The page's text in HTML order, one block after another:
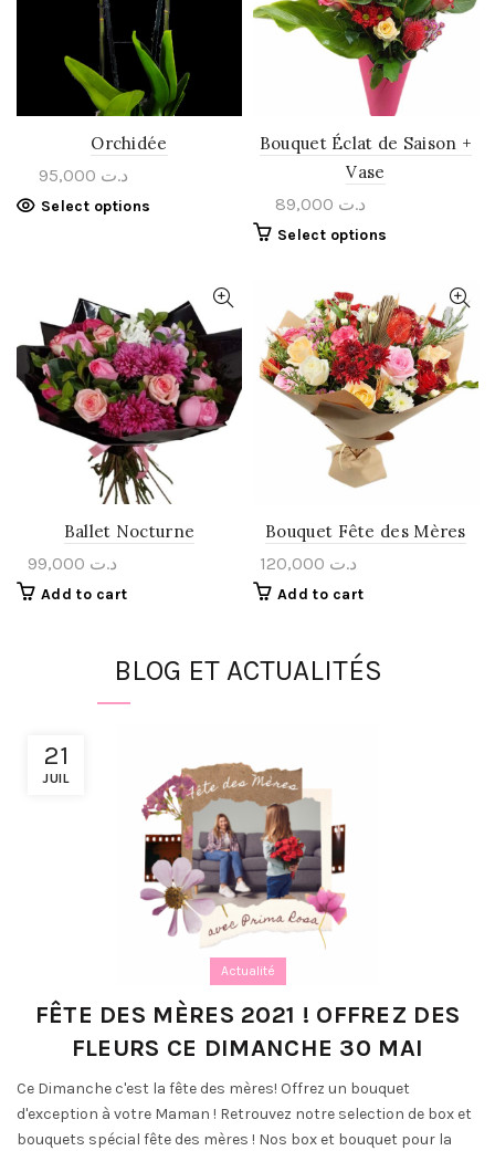
Orchidée
د.ت
Select options
Bouquet Éclat de Saison +
Vase
د.ت
Select options
Ballet Nocturne
د.ت
Add to cart
Bouquet Fête des Mères
د.ت
Add to cart
BLOG ET ACTUALITÉS
21
JUIL
Actualité
FÊTE DES MÈRES 2021 ! OFFREZ DES
FLEURS CE DIMANCHE 30 MAI
Ce Dimanche c'est la fête des mères! Offrez un bouquet
d'exception à votre Maman ! Retrouvez notre selection de box et
bouquets spécial fête des mères ! Nos box et bouquet pour la